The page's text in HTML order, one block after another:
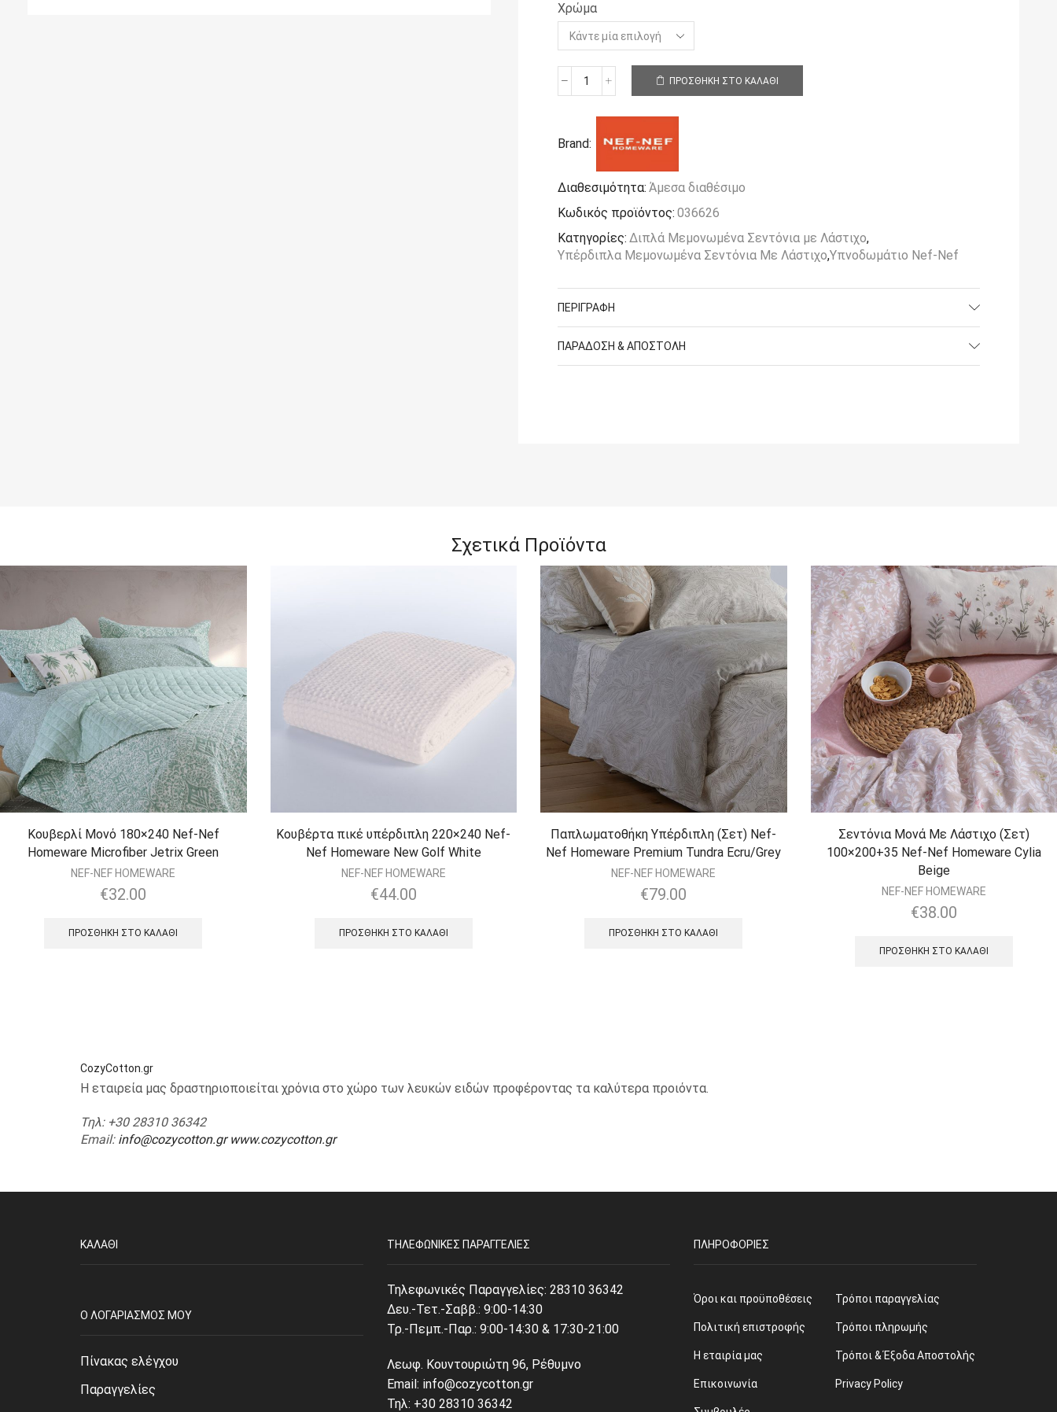
Χρώμα
Σεντόνι
με
Λάστιχο
160x200+35
Nef
Homeware
Elements
ποσότητα
ΠΡΟΣΘΉΚΗ ΣΤΟ ΚΑΛΆΘΙ
Brand:
Διαθεσιμότητα: Άμεσα διαθέσιμο
Κωδικός προϊόντος: 036626
Κατηγορίες: Διπλά Μεμονωμένα Σεντόνια με Λάστιχο,
Υπέρδιπλα Μεμονωμένα Σεντόνια Με Λάστιχο,Υπνοδωμάτιο Nef-Nef
ΠΕΡΙΓΡΑΦΉ
ΠΑΡΆΔΟΣΗ & ΑΠΟΣΤΟΛΉ
Σχετικά Προϊόντα
Κουβερλί Μονό 180×240 Nef-Nef
Homeware Microfiber Jetrix Green
NEF-NEF HOMEWARE
€32.00
ΠΡΟΣΘΉΚΗ ΣΤΟ ΚΑΛΆΘΙ
Κουβέρτα πικέ υπέρδιπλη 220×240 Nef-
Nef Homeware New Golf White
NEF-NEF HOMEWARE
€44.00
ΠΡΟΣΘΉΚΗ ΣΤΟ ΚΑΛΆΘΙ
Παπλωματοθήκη Υπέρδιπλη (Σετ) Nef-
Nef Homeware Premium Tundra Ecru/Grey
NEF-NEF HOMEWARE
€79.00
ΠΡΟΣΘΉΚΗ ΣΤΟ ΚΑΛΆΘΙ
Σεντόνια Μονά Με Λάστιχο (Σετ)
100×200+35 Nef-Nef Homeware Cylia
Beige
NEF-NEF HOMEWARE
€38.00
ΠΡΟΣΘΉΚΗ ΣΤΟ ΚΑΛΆΘΙ
CozyCotton.gr
Η εταιρεία μας δραστηριοποιείται χρόνια στο χώρο των λευκών ειδών προφέροντας τα καλύτερα προιόντα.
Τηλ: +30 28310 36342
Email: info@cozycotton.gr www.cozycotton.gr
ΚΑΛΆΘΙ
O ΛΟΓΑΡΙΑΣΜΌΣ ΜΟΥ
Πίνακας ελέγχου
Παραγγελίες
ΤΗΛΕΦΩΝΙΚΈΣ ΠΑΡΑΓΓΕΛΊΕΣ
Τηλεφωνικές Παραγγελίες: 28310 36342
Δευ.-Τετ.-Σαββ.: 9:00-14:30
Τρ.-Πεμπ.-Παρ.: 9:00-14:30 & 17:30-21:00
Λεωφ. Κουντουριώτη 96, Ρέθυμνο
Email: info@cozycotton.gr
Τηλ: +30 28310 36342
ΠΛΗΡΟΦΟΡΊΕΣ
Όροι και προϋποθέσεις
Πολιτική επιστροφής
Η εταιρία μας
Επικοινωνία
Τρόποι παραγγελίας
Τρόποι πληρωμής
Τρόποι & Έξοδα Αποστολής
Privacy Policy